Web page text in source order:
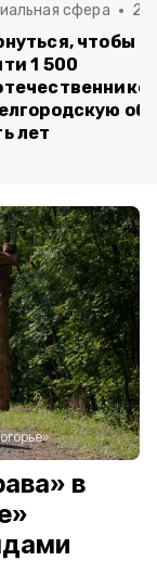
сфера 20
чтобы
1 500
лет
в